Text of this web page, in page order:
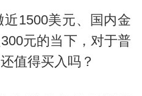
1500美元、国内金
元的当下，对于普
值得买入吗？